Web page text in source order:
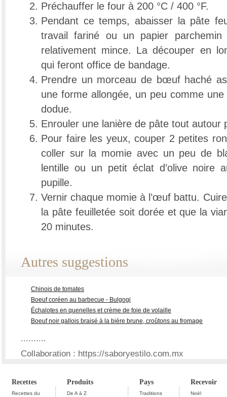
Préchauffer le four à 200 °C / 400 °F.
Pendant ce temps, abaisser la pâte
travail fariné ou un papier parchemin
relativement mince. La découper en
qui feront office de bandage.
Prendre un morceau de bœuf haché
une forme allongée, un peu comme
dodue.
Enrouler une lanière de pâte tout autour
Pour faire les yeux, couper 2 petites
coller sur la momie avec un peu de
lentille ou un petit éclat d’olive noire
pupille.
Vernir chaque momie à l’œuf battu.
la pâte feuilletée soit dorée et que la
20 minutes.
Autres suggestions
Chinois de tomates
Boeuf coréen au barbecue - Bulgogi
Échalotes en quenelles et crème de foie de volaille
Boeuf noir gallois braisé à la bière brune, croûtons au fromage
..........
Collaboration : https://saboryestilo.com.mx
Recettes Produits Pays Recevoir
Recettes du
De A à Z
Traditions
Noël